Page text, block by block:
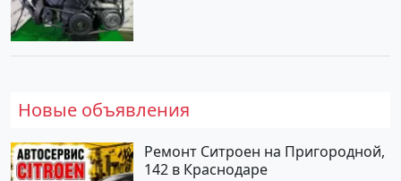
Новые объявления
Ремонт Ситроен на Пригородной,
142 в Краснодаре